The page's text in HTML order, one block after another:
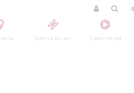
Купить билет Трансляции